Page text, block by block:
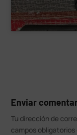
Enviar
Tu dirección de
campos